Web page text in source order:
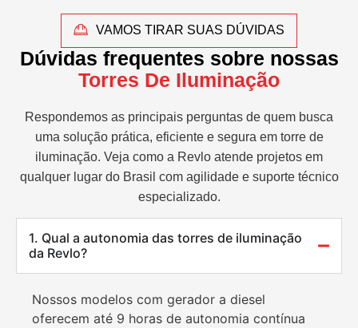
VAMOS TIRAR SUAS DÚVIDAS
Dúvidas frequentes sobre nossas
Torres De Iluminação
Respondemos as principais perguntas de quem busca
uma solução prática, eficiente e segura em torre de
iluminação. Veja como a Revlo atende projetos em
qualquer lugar do Brasil com agilidade e suporte técnico
especializado.
1. Qual a autonomia das torres de iluminação
da Revlo?
Nossos modelos com gerador a diesel
oferecem até 9 horas de autonomia contínua